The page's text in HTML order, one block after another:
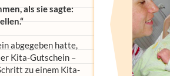
als sie sagte:
abgegeben hatte,
Kita-Gutschein –
zu einem Kita-